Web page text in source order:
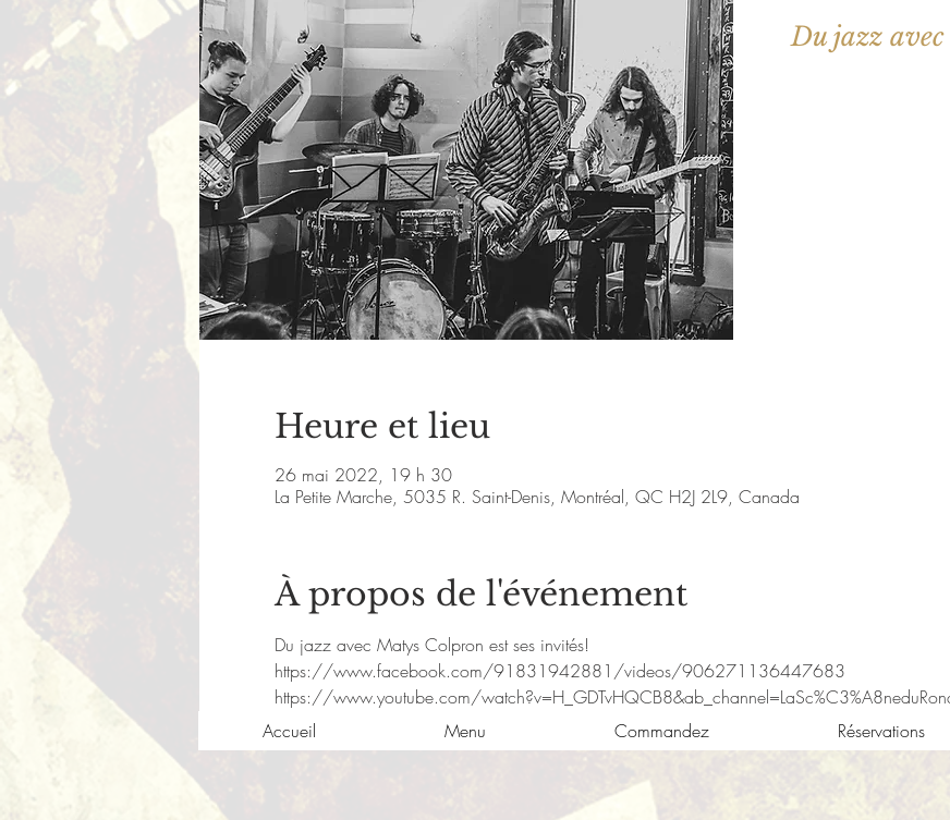
Du jazz
Heure et lieu
26 mai 2022, 19 h 30
La Petite Marche, 5035 R. Saint-Denis, Montréal, QC H2J 2L9, Canada
À propos de l'événement
Du jazz avec Matys Colpron est ses invités!
https://www.facebook.com/91831942881/videos/906271136447683
https://www.youtube.com/
Accueil
Menu Commandez Réservations